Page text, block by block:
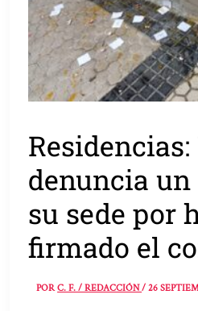
Residencias:
denuncia un
su sede por
firmado el
PORC. F. / REDACCIÓN/26